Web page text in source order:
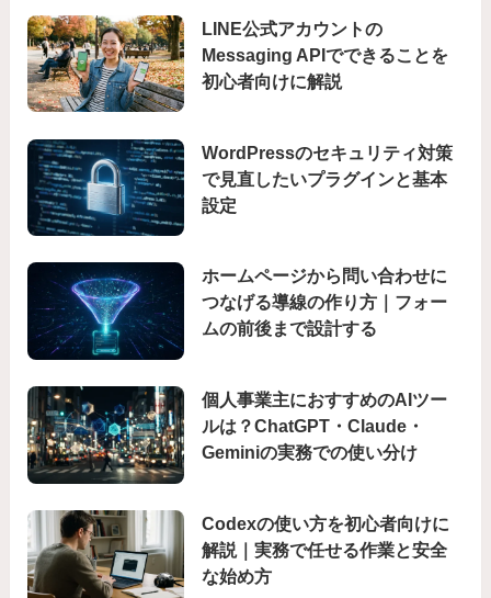
LINE公式アカウントの
Messaging APIでできることを
初心者向けに解説
WordPressのセキュリティ対策
で見直したいプラグインと基本
設定
ホームページから問い合わせに
つなげる導線の作り方｜フォー
ムの前後まで設計する
個人事業主におすすめのAIツー
ルは？ChatGPT・Claude・
Geminiの実務での使い分け
Codexの使い方を初心者向けに
解説｜実務で任せる作業と安全
な始め方